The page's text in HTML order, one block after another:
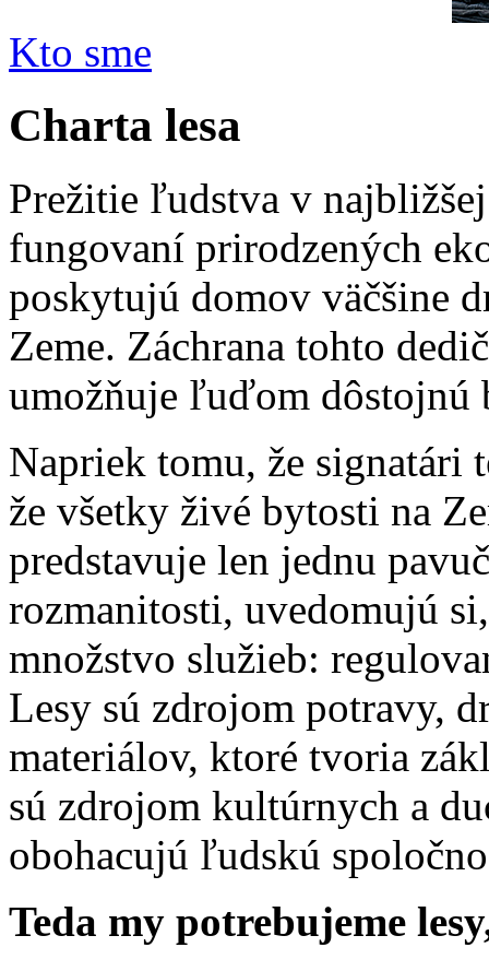
Kto sme
Charta lesa
Prežitie ľudstva v
fungovaní prirodzených
poskytujú domov väčšine
Zeme. Záchrana tohto
umožňuje ľuďom dôstojnú
Napriek tomu, že signatári
že všetky živé bytosti na
predstavuje len jednu
rozmanitosti, uvedomujú
množstvo služieb:
Lesy sú zdrojom potravy,
materiálov, ktoré tvoria
sú zdrojom kultúrnych a
obohacujú ľudskú
Teda my potrebujeme